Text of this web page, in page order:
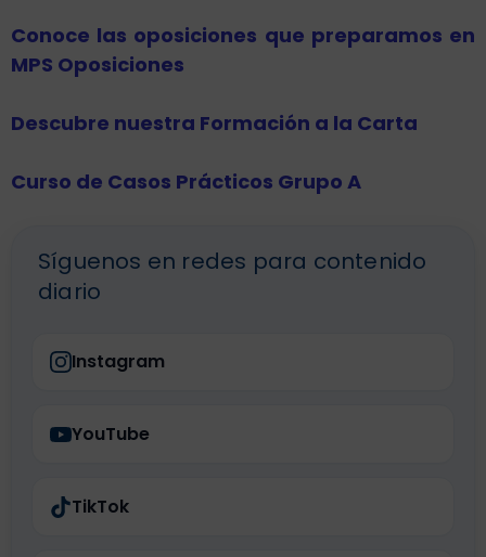
Conoce las oposiciones que preparamos en
MPS Oposiciones
Descubre nuestra Formación a la Carta
Curso de Casos Prácticos Grupo A
Síguenos en redes para contenido
diario
Instagram
YouTube
TikTok